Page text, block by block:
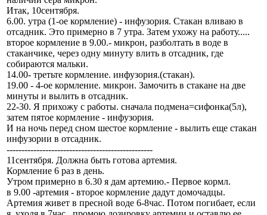
Итак, 10сентября.
6.00. утра (1-ое кормление) - инфузория. Стакан вливаю в
отсадник. Это примерно в 7 утра. Затем ухожу на работу.....
второе кормление в 9.00.- микрон, разболтать в воде в
стаканчике, через одну минуту влить в отсадник, где
собираются мальки.
14.00- третьте кормление. инфузория.(стакан).
19.00 - 4-ое кормление. микрон. Замочить в стакане на две
минуты и вылить в отсадник.
22-30. Я прихожу с работы. сначала подмена=сифонка(5л),
затем пятое кормление - инфузория.
И на ночь перед сном шестое кормление - вылить еще стакан
инфузории в отсадник.
-------------------------------------------------
11сентября. Должна быть готова артемия.
Кормление 6 раз в день.
Утром примерно в 6.30 я дам артемию.- Первое кормл.
в 9.00 -артемия - второе кормление дадут домочадцы.
Артемия живет в пресной воде 6-8час. Потом погибает, если